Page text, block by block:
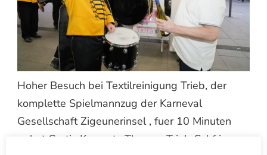
Hoher Besuch bei Textilreinigung Trieb, der
komplette Spielmannzug der Karneval
Gesellschaft Zigeunerinsel , fuer 10 Minuten
gabst Gratis Konzert , Thomas Trieb Cehf in